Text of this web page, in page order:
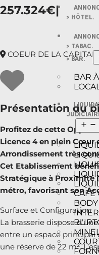
> HÔTEL.
> TABAC.
> BAR.
BAR
CAFÉ
257.324€|
COEUR DE LA
Présentation du
Profitez de cette
Licence 4 en plein Cœur
Arrondissement très
Cet Etablissement
Stratégique à Proximité
métro, favorisant son
Surface et Configuration
La brasserie dispose
entre un espace principal
une réserve de 22 m².